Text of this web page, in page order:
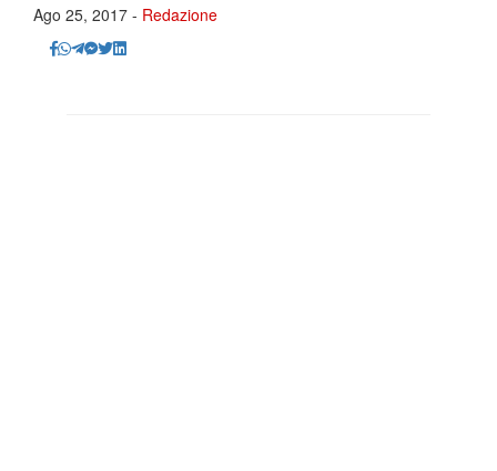
Ago 25, 2017 - Redazione